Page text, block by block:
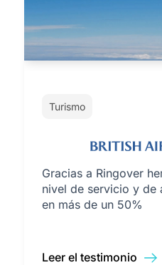
Turismo
Gracias a Ringover
nivel de servicio y de
en más de un 50%
Leer el testimonio